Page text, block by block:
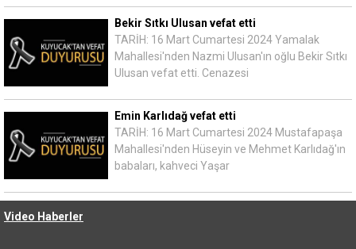
Bekir Sıtkı Ulusan vefat etti
TARİH: 16 Mart Cumartesi 2024 Yamalak
Mahallesi'nden Nazmi Ulusan'ın oğlu Bekir Sıtkı
Ulusan vefat etti. Cenazesi
Emin Karlıdağ vefat etti
TARİH: 16 Mart Cumartesi 2024 Mustafapaşa
Mahallesi'nden Hüseyin ve Mehmet Karlıdağ'ın
babaları, kahveci Yaşar
Video Haberler